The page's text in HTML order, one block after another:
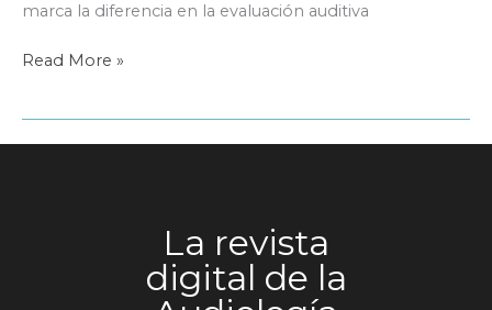
marca la diferencia en la evaluación auditiva
Diatec
Read More »
La revista
digital de la